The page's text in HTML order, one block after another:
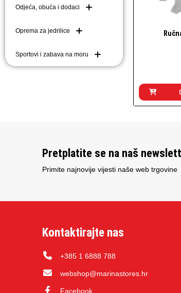
Odjeća, obuća i dodaci
Oprema za jedrilice
Sportovi i zabava na moru
Pretplatite se na naš
Primite najnovije vijesti naše web trgovine
Kontaktirajte nas
+385 1 6888 788
webshop@marinastores.hr
Facebook